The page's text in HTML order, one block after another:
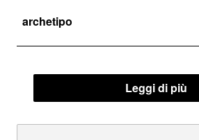
archetipo
Leggi di più